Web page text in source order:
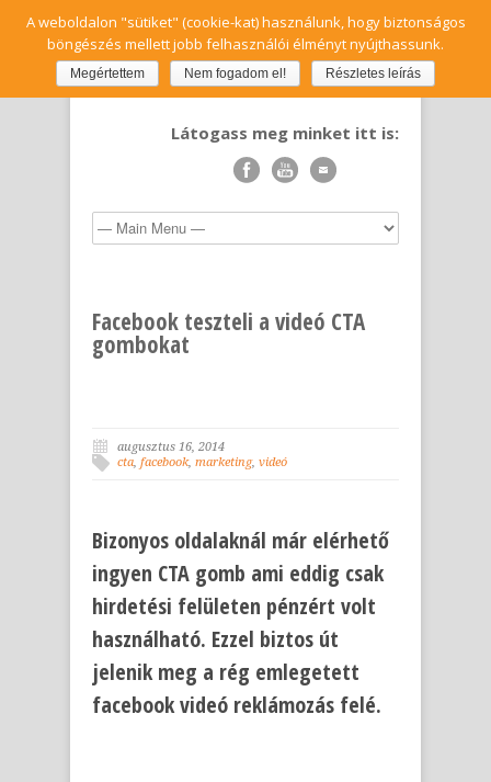
Látogass meg minket itt is:
Facebook teszteli a videó CTA
gombokat
augusztus 16, 2014
cta facebook, marketing, videó
Bizonyos oldalaknál már elérhető
ingyen CTA gomb ami eddig csak
hirdetési felületen pénzért volt
használható. Ezzel biztos út
jelenik meg a rég emlegetett
facebook videó reklámozás felé.
A weboldalon "sütiket" (cookie-kat) használunk, hogy biztonságos
böngészés mellett jobb felhasználói élményt nyújthassunk.
Megértettem Nem fogadom el! Részletes leírás